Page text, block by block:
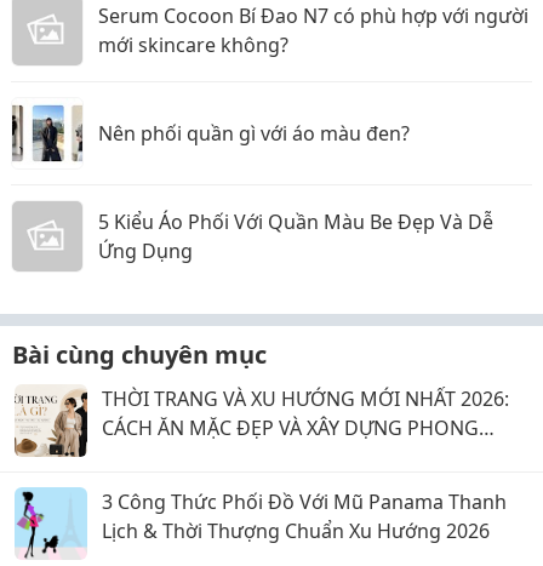
Serum Cocoon Bí Đao N7 có phù hợp với người
mới skincare không?
Nên phối quần gì với áo màu đen?
5 Kiểu Áo Phối Với Quần Màu Be Đẹp Và Dễ
Ứng Dụng
Bài cùng chuyên mục
THỜI TRANG VÀ XU HƯỚNG MỚI NHẤT 2026:
CÁCH ĂN MẶC ĐẸP VÀ XÂY DỰNG PHONG
3 Công Thức Phối Đồ Với Mũ Panama Thanh
Lịch & Thời Thượng Chuẩn Xu Hướng 2026